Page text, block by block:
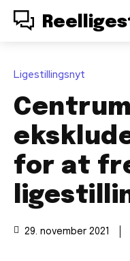
Ligestillingsnyt
for at
29. november 2021